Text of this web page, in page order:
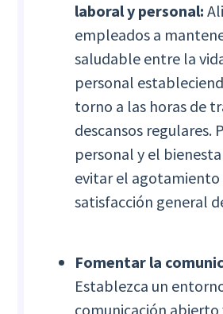
laboral y personal:
empleados a
saludable entre la
personal
torno a las horas de
descansos regulares.
personal y el
evitar el
satisfacción general
Fomentar la
Establezca un
comunicación